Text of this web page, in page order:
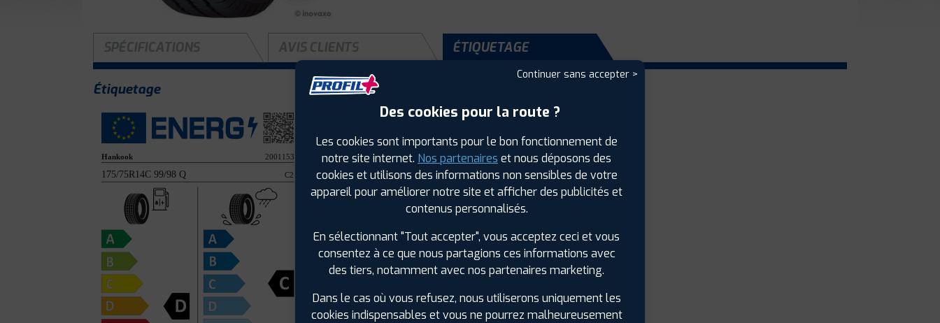
SPÉCIFICATIONS AVIS CLIENTS ÉTIQUETAGE
Étiquetage
Été
Largeur :175
Hauteur :75
Diamètre :14
Charge :99
Bruit de roulement externe : 69
Résistance au roulement :
Adhérence sur sol mouillé : C
Code EAN :
Continuer sans accepter >
Des cookies pour la route ?
Les cookies sont importants pour le bon fonctionnement de
notre site internet. Nos partenaires et nous déposons des
cookies et utilisons des informations non sensibles de votre
appareil pour améliorer notre site et afficher des publicités et
contenus personnalisés.
En sélectionnant "Tout accepter", vous acceptez ceci et vous
consentez à ce que nous partagions ces informations avec
des tiers, notamment avec nos partenaires marketing.
Dans le cas où vous refusez, nous utiliserons uniquement les
cookies indispensables et vous ne pourrez malheureusement